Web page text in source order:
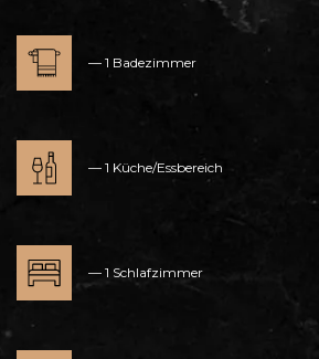
1 Badezimmer
1 Küche/Essbereich
1 Schlafzimmer